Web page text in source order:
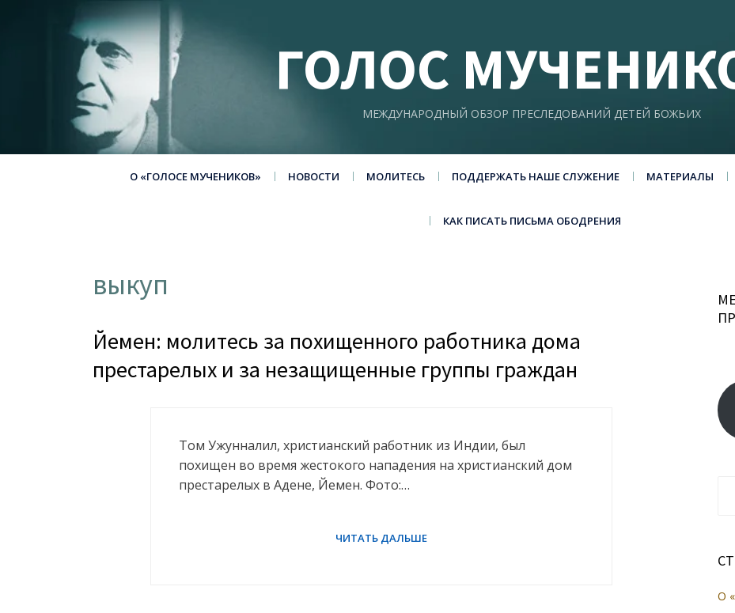
ГОЛОС
МЕЖДУНАРОДНЫЙ ОБЗОР ПРЕСЛЕДОВАНИЙ ДЕТЕЙ БОЖЬИХ
О «ГОЛОСЕ МУЧЕНИКОВ» НОВОСТИ МОЛИТЕСЬ ПОДДЕРЖАТЬ НАШЕ СЛУЖЕНИЕ МАТЕРИАЛЫ
КАК ПИСАТЬ ПИСЬМА ОБОДРЕНИЯ
выкуп
Йемен: молитесь за похищенного работника дома
престарелых и за незащищенные группы граждан
Том Ужунналил, христианский работник из Индии, был
похищен во время жестокого нападения на христианский дом
престарелых в Адене, Йемен. Фото:…
О